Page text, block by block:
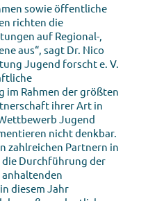
sowie öffentliche
richten die
auf Regional-,
aus“, sagt Dr. Nico
Jugend forscht e. V.
Rahmen der größten
ihrer Art in
Jugend
nicht denkbar.
zahlreichen Partnern in
die Durchführung der
diesem Jahr